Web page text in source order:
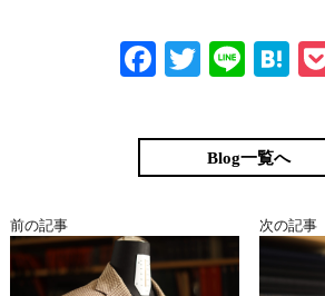
Fa
bo
ok
T
tte
r
Li
H
en
a
Blog一覧へ
前の記事 次の記事